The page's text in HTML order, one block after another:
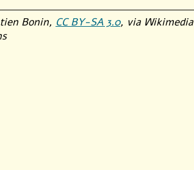
Bonin, CC BY-SA 3.0, via Wikimedia